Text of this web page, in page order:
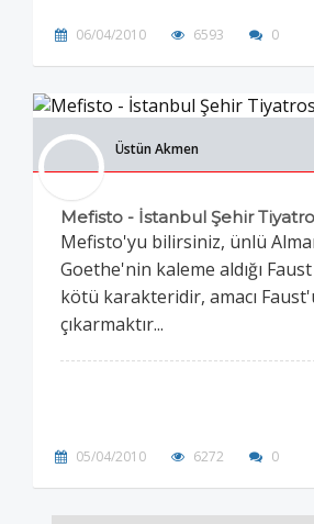
06/04/2010 6593 0
Üstün Akmen
Mefisto - İstanbul Şehir
Mefisto'yu bilirsiniz, ünlü
Goethe'nin kaleme aldığı
kötü karakteridir, amacı
çıkarmaktır...
05/04/2010 6272 0